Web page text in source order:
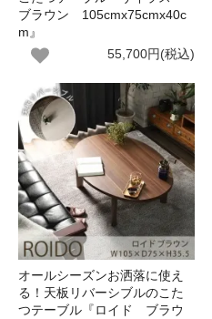
ブラウン 105cmx75cmx40c
m』
55,700円(税込)
オールシーズンお洒落に使え
る！天板リバーシブルのこた
つテーブル『ロイド ブラウ